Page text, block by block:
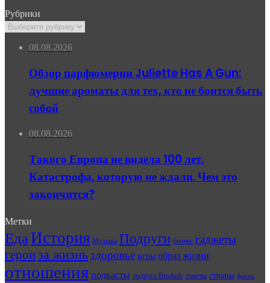
Рубрики
Рубрики
08.08.2026
Обзор парфюмерии Juliette Has A Gun:
лучшие ароматы для тех, кто не боится быть
собой
08.08.2026
Такого Европа не видела 100 лет.
Катастрофа, которую не ждали. Чем это
закончится?
Метки
ЕдаИстория Музыка Подруги бизнес гаджеты
герои за жизньздоровье игры образ жизни
отношения подкасты подруга Brodude советы страны факты